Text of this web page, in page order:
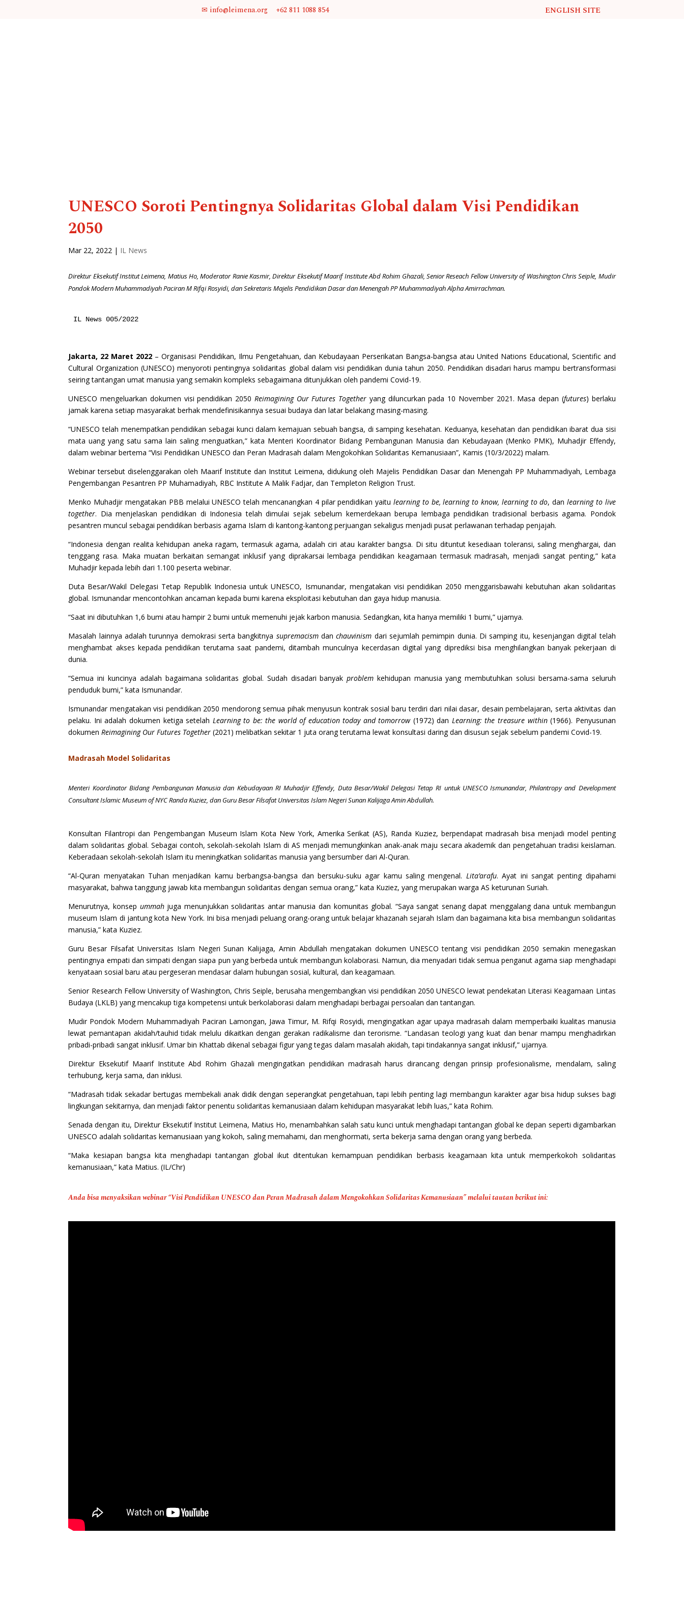
✉ info@leimena.org +62 811 1088 854 ENGLISH SITE
UNESCO Soroti Pentingnya Solidaritas Global dalam Visi Pendidikan
2050
Mar 22, 2022 | IL News
Direktur Eksekutif Institut Leimena, Matius Ho, Moderator Ranie Kasmir, Direktur Eksekutif Maarif Institute Abd Rohim Ghazali, Senior Reseach Fellow University of Washington Chris Seiple, Mudir
Pondok Modern Muhammadiyah Paciran M Rifqi Rosyidi, dan Sekretaris Majelis Pendidikan Dasar dan Menengah PP Muhammadiyah Alpha Amirrachman.
IL News 005/2022
Jakarta, 22 Maret 2022 – Organisasi Pendidikan, Ilmu Pengetahuan, dan Kebudayaan Perserikatan Bangsa-bangsa atau United Nations Educational, Scientific and
Cultural Organization (UNESCO) menyoroti pentingnya solidaritas global dalam visi pendidikan dunia tahun 2050. Pendidikan disadari harus mampu bertransformasi
seiring tantangan umat manusia yang semakin kompleks sebagaimana ditunjukkan oleh pandemi Covid-19.
UNESCO mengeluarkan dokumen visi pendidikan 2050 Reimagining Our Futures Together yang diluncurkan pada 10 November 2021. Masa depan (futures) berlaku
jamak karena setiap masyarakat berhak mendefinisikannya sesuai budaya dan latar belakang masing-masing.
“UNESCO telah menempatkan pendidikan sebagai kunci dalam kemajuan sebuah bangsa, di samping kesehatan. Keduanya, kesehatan dan pendidikan ibarat dua sisi
mata uang yang satu sama lain saling menguatkan,” kata Menteri Koordinator Bidang Pembangunan Manusia dan Kebudayaan (Menko PMK), Muhadjir Effendy,
dalam webinar bertema “Visi Pendidikan UNESCO dan Peran Madrasah dalam Mengokohkan Solidaritas Kemanusiaan”, Kamis (10/3/2022) malam.
Webinar tersebut diselenggarakan oleh Maarif Institute dan Institut Leimena, didukung oleh Majelis Pendidikan Dasar dan Menengah PP Muhammadiyah, Lembaga
Pengembangan Pesantren PP Muhamadiyah, RBC Institute A Malik Fadjar, dan Templeton Religion Trust.
Menko Muhadjir mengatakan PBB melalui UNESCO telah mencanangkan 4 pilar pendidikan yaitu learning to be, learning to know, learning to do, danlearning to live
together. Dia menjelaskan pendidikan di Indonesia telah dimulai sejak sebelum kemerdekaan berupa lembaga pendidikan tradisional berbasis agama. Pondok
pesantren muncul sebagai pendidikan berbasis agama Islam di kantong-kantong perjuangan sekaligus menjadi pusat perlawanan terhadap penjajah.
“Indonesia dengan realita kehidupan aneka ragam, termasuk agama, adalah ciri atau karakter bangsa. Di situ dituntut kesediaan toleransi, saling menghargai, dan
tenggang rasa. Maka muatan berkaitan semangat inklusif yang diprakarsai lembaga pendidikan keagamaan termasuk madrasah, menjadi sangat penting,” kata
Muhadjir kepada lebih dari 1.100 peserta webinar.
Duta Besar/Wakil Delegasi Tetap Republik Indonesia untuk UNESCO, Ismunandar, mengatakan visi pendidikan 2050 menggarisbawahi kebutuhan akan solidaritas
global. Ismunandar mencontohkan ancaman kepada bumi karena eksploitasi kebutuhan dan gaya hidup manusia.
“Saat ini dibutuhkan 1,6 bumi atau hampir 2 bumi untuk memenuhi jejak karbon manusia. Sedangkan, kita hanya memiliki 1 bumi,” ujarnya.
Masalah lainnya adalah turunnya demokrasi serta bangkitnya supremacismdanchauvinism dari sejumlah pemimpin dunia. Di samping itu, kesenjangan digital telah
menghambat akses kepada pendidikan terutama saat pandemi, ditambah munculnya kecerdasan digital yang diprediksi bisa menghilangkan banyak pekerjaan di
dunia.
“Semua ini kuncinya adalah bagaimana solidaritas global. Sudah disadari banyakproblem kehidupan manusia yang membutuhkan solusi bersama-sama seluruh
penduduk bumi,” kata Ismunandar.
Ismunandar mengatakan visi pendidikan 2050 mendorong semua pihak menyusun kontrak sosial baru terdiri dari nilai dasar, desain pembelajaran, serta aktivitas dan
pelaku. Ini adalah dokumen ketiga setelah Learning to be: the world of education today and tomorrow(1972) dan Learning: the treasure within(1966). Penyusunan
dokumenReimagining Our Futures Together (2021) melibatkan sekitar 1 juta orang terutama lewat konsultasi daring dan disusun sejak sebelum pandemi Covid-19.
Madrasah Model Solidaritas
Menteri Koordinator Bidang Pembangunan Manusia dan Kebudayaan RI Muhadjir Effendy, Duta Besar/Wakil Delegasi Tetap RI untuk UNESCO Ismunandar, Philantropy and Development
Consultant Islamic Museum of NYC Randa Kuziez, dan Guru Besar Filsafat Universitas Islam Negeri Sunan Kalijaga Amin Abdullah.
Konsultan Filantropi dan Pengembangan Museum Islam Kota New York, Amerika Serikat (AS), Randa Kuziez, berpendapat madrasah bisa menjadi model penting
dalam solidaritas global. Sebagai contoh, sekolah-sekolah Islam di AS menjadi memungkinkan anak-anak maju secara akademik dan pengetahuan tradisi keislaman.
Keberadaan sekolah-sekolah Islam itu meningkatkan solidaritas manusia yang bersumber dari Al-Quran.
“Al-Quran menyatakan Tuhan menjadikan kamu berbangsa-bangsa dan bersuku-suku agar kamu saling mengenal. Lita’arafu. Ayat ini sangat penting dipahami
masyarakat, bahwa tanggung jawab kita membangun solidaritas dengan semua orang,” kata Kuziez, yang merupakan warga AS keturunan Suriah.
Menurutnya, konsep ummahjuga menunjukkan solidaritas antar manusia dan komunitas global. “Saya sangat senang dapat menggalang dana untuk membangun
museum Islam di jantung kota New York. Ini bisa menjadi peluang orang-orang untuk belajar khazanah sejarah Islam dan bagaimana kita bisa membangun solidaritas
manusia,” kata Kuziez.
Guru Besar Filsafat Universitas Islam Negeri Sunan Kalijaga, Amin Abdullah mengatakan dokumen UNESCO tentang visi pendidikan 2050 semakin menegaskan
pentingnya empati dan simpati dengan siapa pun yang berbeda untuk membangun kolaborasi. Namun, dia menyadari tidak semua penganut agama siap menghadapi
kenyataan sosial baru atau pergeseran mendasar dalam hubungan sosial, kultural, dan keagamaan.
Senior Research Fellow University of Washington, Chris Seiple, berusaha mengembangkan visi pendidikan 2050 UNESCO lewat pendekatan Literasi Keagamaan Lintas
Budaya (LKLB) yang mencakup tiga kompetensi untuk berkolaborasi dalam menghadapi berbagai persoalan dan tantangan.
Mudir Pondok Modern Muhammadiyah Paciran Lamongan, Jawa Timur, M. Rifqi Rosyidi, mengingatkan agar upaya madrasah dalam memperbaiki kualitas manusia
lewat pemantapan akidah/tauhid tidak melulu dikaitkan dengan gerakan radikalisme dan terorisme. “Landasan teologi yang kuat dan benar mampu menghadirkan
pribadi-pribadi sangat inklusif. Umar bin Khattab dikenal sebagai figur yang tegas dalam masalah akidah, tapi tindakannya sangat inklusif,” ujarnya.
Direktur Eksekutif Maarif Institute Abd Rohim Ghazali mengingatkan pendidikan madrasah harus dirancang dengan prinsip profesionalisme, mendalam, saling
terhubung, kerja sama, dan inklusi.
“Madrasah tidak sekadar bertugas membekali anak didik dengan seperangkat pengetahuan, tapi lebih penting lagi membangun karakter agar bisa hidup sukses bagi
lingkungan sekitarnya, dan menjadi faktor penentu solidaritas kemanusiaan dalam kehidupan masyarakat lebih luas,” kata Rohim.
Senada dengan itu, Direktur Eksekutif Institut Leimena, Matius Ho, menambahkan salah satu kunci untuk menghadapi tantangan global ke depan seperti digambarkan
UNESCO adalah solidaritas kemanusiaan yang kokoh, saling memahami, dan menghormati, serta bekerja sama dengan orang yang berbeda.
“Maka kesiapan bangsa kita menghadapi tantangan global ikut ditentukan kemampuan pendidikan berbasis keagamaan kita untuk memperkokoh solidaritas
kemanusiaan,” kata Matius. (IL/Chr)
Anda bisa menyaksikan webinar “Visi Pendidikan UNESCO dan Peran Madrasah dalam Mengokohkan Solidaritas Kemanusiaan” melalui tautan berikut ini: